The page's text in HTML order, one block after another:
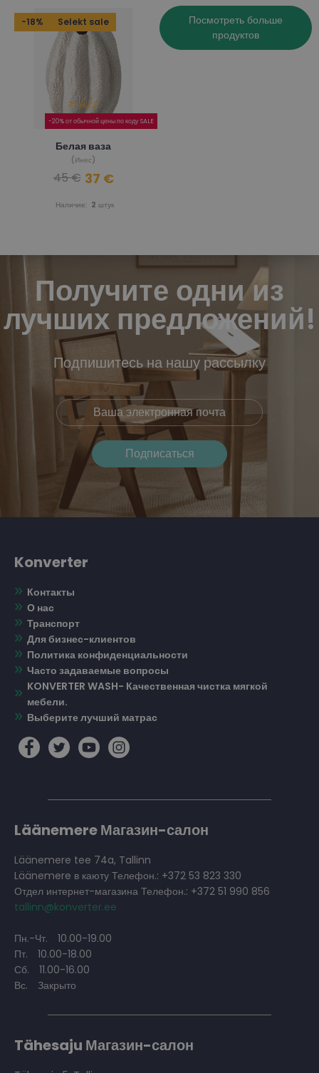
-18% Selekt sale
-20% от обычной цены по коду SALE
Белая ваза
(Инес)
Наличие: 2 штук
45 € 37 €
Посмотреть больше
продуктов
Получите одни из
лучших предложений!
Подпишитесь на нашу рассылку
Konverter
Контакты
О нас
Транспорт
Для бизнес-клиентов
Политика конфиденциальности
Часто задаваемые вопросы
KONVERTER WASH- Качественная чистка мягкой
мебели.
Выберите лучший матрас
Läänemere Магазин-салон
Läänemere tee 74a, Tallinn
Läänemere в каюту Телефон.: +372 53 823 330
Отдел интернет-магазина Телефон.: +372 51 990 856
tallinn@konverter.ee
Пн.-Чт.
10.00-19.00
Пт.
10.00-18.00
Сб.
11.00-16.00
Вс.
Закрыто
Tähesaju Магазин-салон